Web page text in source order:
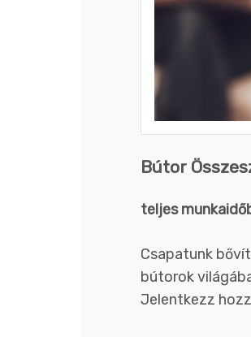
Bútor
teljes
Csapatunk
bútorok
Jelentkezz